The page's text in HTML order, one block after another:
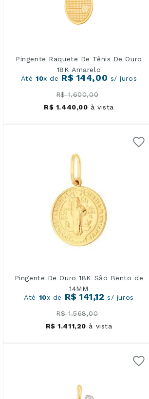
Pingente Raquete De Tênis De Ouro
18K Amarelo
Até10x de R$ 144,00 s/ juros
R$ 1.600,00
R$ 1.440,00 à vista
Pingente De Ouro 18K São Bento de
14MM
Até 10x de R$ 141,12 s/ juros
R$ 1.568,00
R$ 1.411,20 à vista